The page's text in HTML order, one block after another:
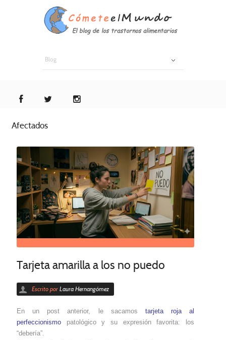
Blog
Afectados
Tarjeta amarilla a los no puedo
Escrito por Laura Hernangómez
En un post anterior, le sacamos tarjeta roja al
perfeccionismo patológico y su expresión favorita: los
“debería”.